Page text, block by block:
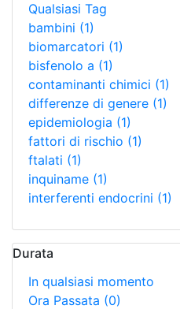
Qualsiasi Tag
bambini (1)
biomarcatori (1)
bisfenolo a (1)
contaminanti chimici (1)
differenze di genere (1)
epidemiologia (1)
fattori di rischio (1)
ftalati (1)
inquiname (1)
interferenti endocrini (1)
Durata
In qualsiasi momento
Ora Passata (0)